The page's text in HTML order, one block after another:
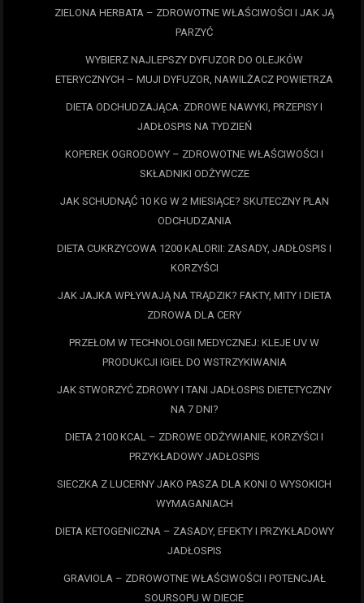
ZIELONA HERBATA – ZDROWOTNE WŁAŚCIWOŚCI I JAK JĄ
PARZYĆ
WYBIERZ NAJLEPSZY DYFUZOR DO OLEJKÓW
ETERYCZNYCH – MUJI DYFUZOR, NAWILŻACZ POWIETRZA
DIETA ODCHUDZAJĄCA: ZDROWE NAWYKI, PRZEPISY I
JADŁOSPIS NA TYDZIEŃ
KOPEREK OGRODOWY – ZDROWOTNE WŁAŚCIWOŚCI I
SKŁADNIKI ODŻYWCZE
JAK SCHUDNĄĆ 10 KG W 2 MIESIĄCE? SKUTECZNY PLAN
ODCHUDZANIA
DIETA CUKRZYCOWA 1200 KALORII: ZASADY, JADŁOSPIS I
KORZYŚCI
JAK JAJKA WPŁYWAJĄ NA TRĄDZIK? FAKTY, MITY I DIETA
ZDROWA DLA CERY
PRZEŁOM W TECHNOLOGII MEDYCZNEJ: KLEJE UV W
PRODUKCJI IGIEŁ DO WSTRZYKIWANIA
JAK STWORZYĆ ZDROWY I TANI JADŁOSPIS DIETETYCZNY
NA 7 DNI?
DIETA 2100 KCAL – ZDROWE ODŻYWIANIE, KORZYŚCI I
PRZYKŁADOWY JADŁOSPIS
SIECZKA Z LUCERNY JAKO PASZA DLA KONI O WYSOKICH
WYMAGANIACH
DIETA KETOGENICZNA – ZASADY, EFEKTY I PRZYKŁADOWY
JADŁOSPIS
GRAVIOLA – ZDROWOTNE WŁAŚCIWOŚCI I POTENCJAŁ
SOURSOPU W DIECIE